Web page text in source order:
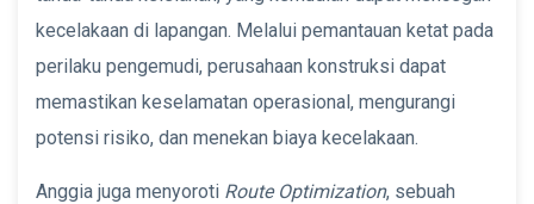
kecelakaan di lapangan. Melalui pemantauan ketat pada
perilaku pengemudi, perusahaan konstruksi dapat
memastikan keselamatan operasional, mengurangi
potensi risiko, dan menekan biaya kecelakaan.
Anggia juga menyoroti Route Optimization, sebuah